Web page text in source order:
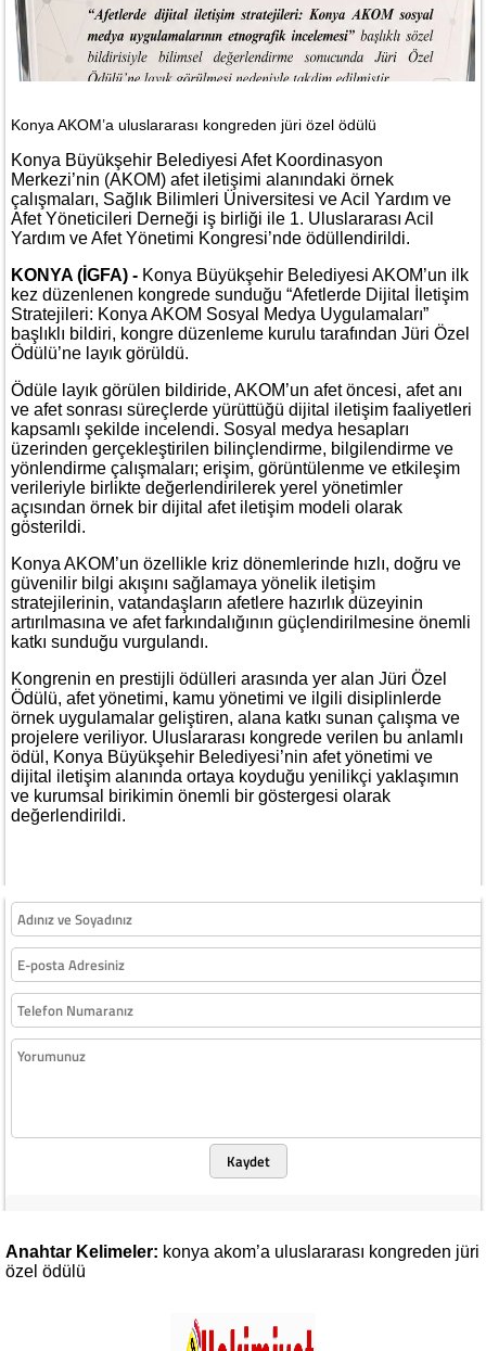
Konya AKOM’a uluslararası kongreden jüri özel ödülü
Konya Büyükşehir Belediyesi Afet Koordinasyon
Merkezi’nin (AKOM) afet iletişimi alanındaki örnek
çalışmaları, Sağlık Bilimleri Üniversitesi ve Acil Yardım ve
Afet Yöneticileri Derneği iş birliği ile 1. Uluslararası Acil
Yardım ve Afet Yönetimi Kongresi’nde ödüllendirildi.
KONYA (İGFA) - Konya Büyükşehir Belediyesi AKOM’un ilk
kez düzenlenen kongrede sunduğu “Afetlerde Dijital İletişim
Stratejileri: Konya AKOM Sosyal Medya Uygulamaları”
başlıklı bildiri, kongre düzenleme kurulu tarafından Jüri Özel
Ödülü’ne layık görüldü.
Ödüle layık görülen bildiride, AKOM’un afet öncesi, afet anı
ve afet sonrası süreçlerde yürüttüğü dijital iletişim faaliyetleri
kapsamlı şekilde incelendi. Sosyal medya hesapları
üzerinden gerçekleştirilen bilinçlendirme, bilgilendirme ve
yönlendirme çalışmaları; erişim, görüntülenme ve etkileşim
verileriyle birlikte değerlendirilerek yerel yönetimler
açısından örnek bir dijital afet iletişim modeli olarak
gösterildi.
Konya AKOM’un özellikle kriz dönemlerinde hızlı, doğru ve
güvenilir bilgi akışını sağlamaya yönelik iletişim
stratejilerinin, vatandaşların afetlere hazırlık düzeyinin
artırılmasına ve afet farkındalığının güçlendirilmesine önemli
katkı sunduğu vurgulandı.
Kongrenin en prestijli ödülleri arasında yer alan Jüri Özel
Ödülü, afet yönetimi, kamu yönetimi ve ilgili disiplinlerde
örnek uygulamalar geliştiren, alana katkı sunan çalışma ve
projelere veriliyor. Uluslararası kongrede verilen bu anlamlı
ödül, Konya Büyükşehir Belediyesi’nin afet yönetimi ve
dijital iletişim alanında ortaya koyduğu yenilikçi yaklaşımın
ve kurumsal birikimin önemli bir göstergesi olarak
değerlendirildi.
Kaydet
Anahtar Kelimeler: konya akom’a uluslararası kongreden jüri
özel ödülü